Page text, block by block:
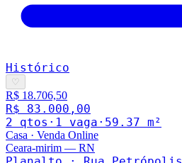
Histórico
♡
R$ 18.706,50
R$ 83.000,00
2 qtos · 1 vaga · 59.37 m²
Casa · Venda Online
Ceara-mirim — RN